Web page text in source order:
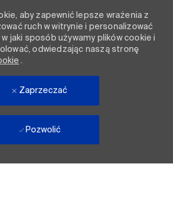
aby zapewnić lepsze wrażenia z
ruch w witrynie i personalizować
jaki sposób używamy plików cookie i
odwiedzając naszą stronę
.
Zaprzeczać
Pozwolić